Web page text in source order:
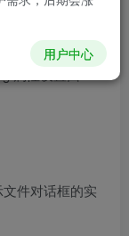
不到宏的执行
件对话框的实
用户中心